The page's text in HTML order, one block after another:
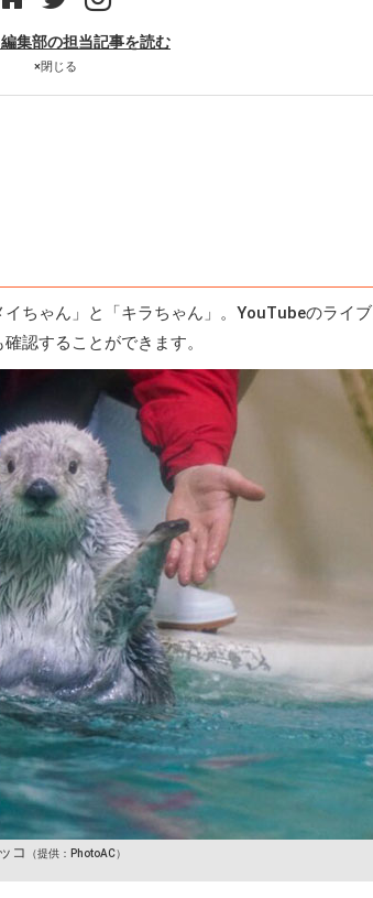
集部の担当記事を読む
×閉じる
ちゃん」と「キラちゃん」。YouTubeのライ
認することができます。
コ （提供：PhotoAC）